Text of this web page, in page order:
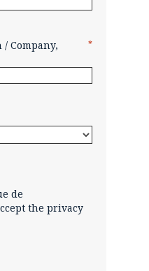
Company,
*
de
the privacy